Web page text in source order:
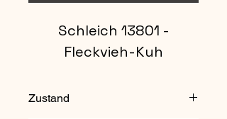
Schleich 13801 -
Fleckvieh-Kuh
Zustand